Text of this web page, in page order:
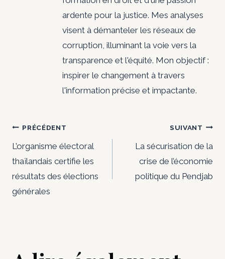
ardente pour la justice. Mes analyses
visent à démanteler les réseaux de
corruption, illuminant la voie vers la
transparence et l'équité. Mon objectif :
inspirer le changement à travers
l'information précise et impactante.
Navigation
de
l’article
PRÉCÉDENT
L’organisme électoral
thaïlandais certifie les
résultats des élections
générales
SUIVANT
La sécurisation de la
crise de l’économie
politique du Pendjab